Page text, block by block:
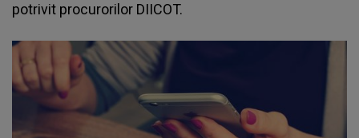
potrivit procurorilor DIICOT.